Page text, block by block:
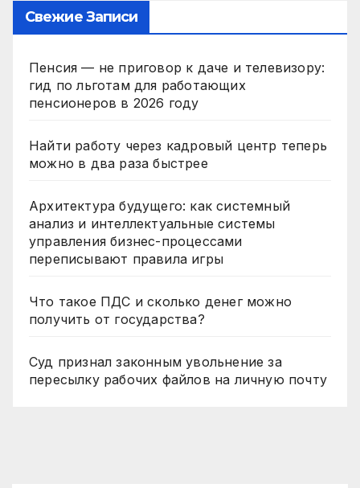
Свежие Записи
Пенсия — не приговор к даче и телевизору:
гид по льготам для работающих
пенсионеров в 2026 году
Найти работу через кадровый центр теперь
можно в два раза быстрее
Архитектура будущего: как системный
анализ и интеллектуальные системы
управления бизнес-процессами
переписывают правила игры
Что такое ПДС и сколько денег можно
получить от государства?
Суд признал законным увольнение за
пересылку рабочих файлов на личную почту